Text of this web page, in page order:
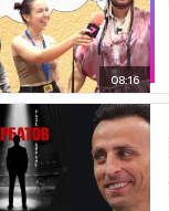
08:16